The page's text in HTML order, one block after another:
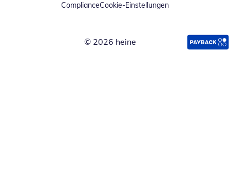
ComplianceCookie-Einstellungen
© 2026 heine